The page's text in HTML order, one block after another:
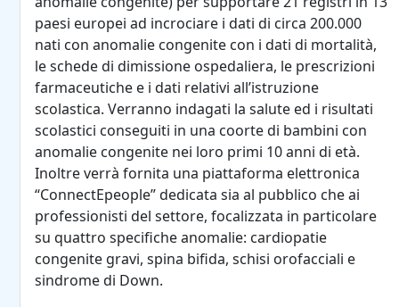
paesi europei ad incrociare i dati di circa 200.000
nati con anomalie congenite con i dati di mortalità,
le schede di dimissione ospedaliera, le prescrizioni
farmaceutiche e i dati relativi all’istruzione
scolastica. Verranno indagati la salute ed i risultati
scolastici conseguiti in una coorte di bambini con
anomalie congenite nei loro primi 10 anni di età.
Inoltre verrà fornita una piattaforma elettronica
“ConnectEpeople” dedicata sia al pubblico che ai
professionisti del settore, focalizzata in particolare
su quattro specifiche anomalie: cardiopatie
congenite gravi, spina bifida, schisi orofacciali e
sindrome di Down.